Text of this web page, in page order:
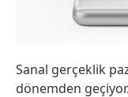
Sanal gerçeklik
dönemden geçiyor.